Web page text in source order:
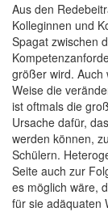
Aus den
Kolleginnen und
Spagat zwischen
größer wird. Auch
Weise die
ist oftmals die
Ursache dafür,
werden können,
Schülern.
Seite auch zur
es möglich wäre,
für sie adäquaten